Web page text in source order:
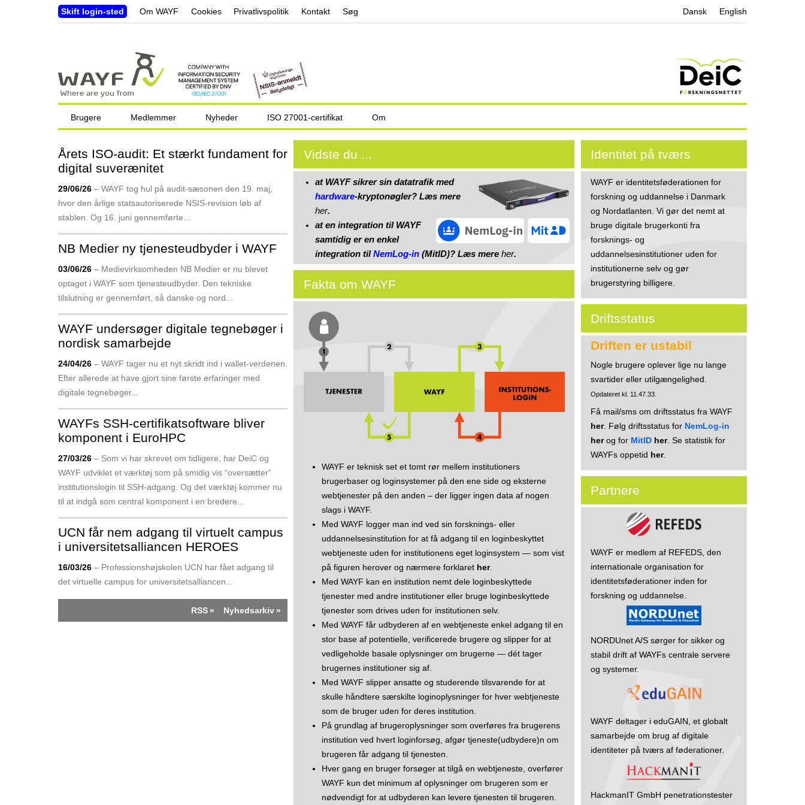
Skift login-sted Om WAYF Cookies Privatlivspolitik Kontakt Søg Dansk English
Årets ISO-audit: Et stærkt fundament for
digital suverænitet
29/06/26 – WAYF tog hul på audit-sæsonen den 19. maj,
hvor den årlige stats­autoriserede NSIS-revision løb af
stablen. Og 16. juni gennem­førte...
NB Medier ny tjenesteudbyder i WAYF
03/06/26 – Medie­virksomheden NB Medier er nu blevet
optaget i WAYF som tjeneste­udbyder. Den tekniske
tilslutning er gennemført, så danske og nord­...
WAYF undersøger digitale tegnebøger i
nordisk samarbejde
24/04/26 – WAYF tager nu et nyt skridt ind i wallet-verdenen.
Efter allerede at have gjort sine første erfaringer med
digitale tegne­bøger...
WAYFs SSH-certifikatsoftware bliver
komponent i EuroHPC
27/03/26 – Som vi har skrevet om tidligere, har DeiC og
WAYF udviklet et værktøj som på smidig vis “oversætter”
institutions­login til SSH-adgang. Og det værktøj kommer nu
til at indgå som central komponent i en bredere...
UCN får nem adgang til virtuelt campus
i universitetsalliancen HEROES
16/03/26 – Professionshøjskolen UCN har fået adgang til
det virtuelle campus for universitets­alliancen...
RSS Nyhedsarkiv
Vidste du ...
at WAYF sikrer sin datatrafik med
hardware-kryptonøgler? Læs mere
her.
at en integration til WAYF
samtidig er en enkel
integration tilNemLog‑in(MitID)? Læs mere her.
Fakta om WAYF
WAYF er teknisk set et tomt rør mellem institutioners
brugerbaser og login­systemer på den ene side og eksterne
webtjenester på den anden – der ligger ingen data af nogen
slags i WAYF.
Med WAYF logger man ind ved sin forsknings- eller
uddannelsesinstitution for at få adgang til en login­beskyttet
webtjeneste uden for institutionens eget loginsystem — som vist
på figuren herover og nærmere forklaret her.
Med WAYF kan en institution nemt dele login­beskyttede
tjenester med andre institutioner eller bruge login­beskyttede
tjenester som drives uden for institutionen selv.
Med WAYF får udbyderen af en webtjeneste enkel adgang til en
stor base af potentielle, verificerede brugere og slipper for at
vedligeholde basale oplysninger om brugerne — dét tager
brugernes institutioner sig af.
Med WAYF slipper ansatte og studerende tilsvarende for at
skulle håndtere særskilte login­­oplysninger for hver webtjeneste
som de bruger uden for deres institution.
På grundlag af brugeroplysninger som overføres fra brugerens
institution ved hvert loginforsøg, afgør tjeneste(udbydere)n om
brugeren får adgang til tjenesten.
Hver gang en bruger forsøger at tilgå en webtjeneste, overfører
WAYF kun det minimum af oplysninger om brugeren som er
nødvendigt for at udbyderen kan levere tjenesten til brugeren.
Identitet på tværs
WAYF er identitetsføderationen for
forskning og uddannelse i Danmark
og Nordatlanten. Vi gør det nemt at
bruge digitale brugerkonti fra
forsknings- og
uddannelsesinstitutioner uden for
institutionerne selv og gør
brugerstyring billigere.
Driftsstatus
Driften er ustabil
Nogle brugere oplever lige nu lange
svartider eller utilgængelighed.
Opdateret kl. 11.47.33.
Få mail/sms om driftsstatus fra WAYF
her. Følg driftsstatus for NemLog-in
herog for MitID her. Se statistik for
WAYFs oppetid her.
Partnere
WAYF er medlem af REFEDS, den
internationale organisation for
identitetsføderationer inden for
forskning og uddannelse.
NORDUnet A/S sørger for sikker og
stabil drift af WAYFs centrale servere
og systemer.
WAYF deltager i eduGAIN, et globalt
samarbejde om brug af digitale
identiteter på tværs af føderationer.
HackmanIT GmbH penetrationstester
Brugere Medlemmer Nyheder ISO 27001-certifikat Om